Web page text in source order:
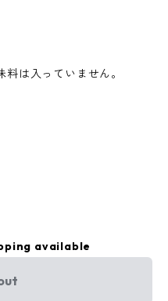
は入っていません。
available